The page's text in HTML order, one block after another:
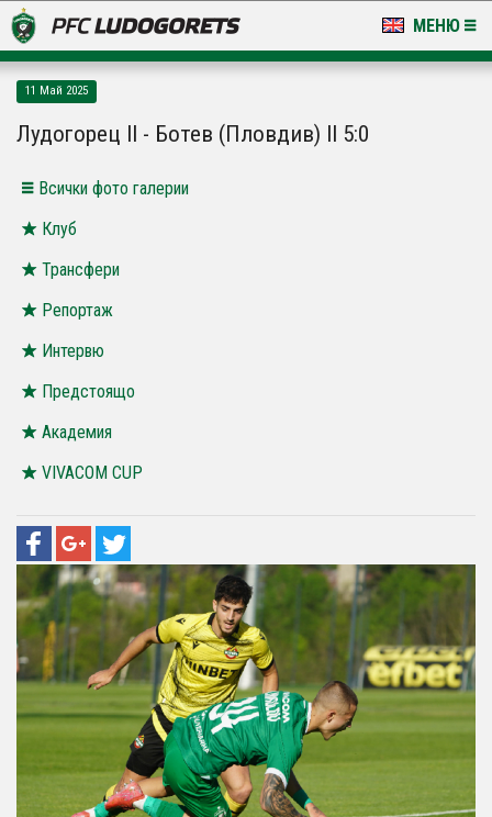
МЕНЮ
LUDOGORETS TV
СТАДИОН & БАЗИ
КЛУБ
ЗА ФЕНОВЕ
11 Май 2025
Лудогорец II - Ботев (Пловдив) II 5:0
Всички фото галерии
Клуб
Трансфери
Репортаж
Интервю
Предстоящо
Академия
VIVACOM CUP